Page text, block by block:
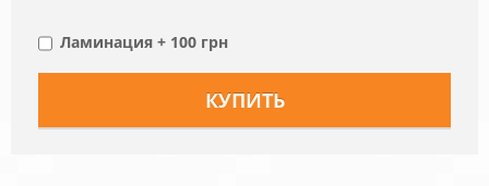
Ламинация + 100 грн